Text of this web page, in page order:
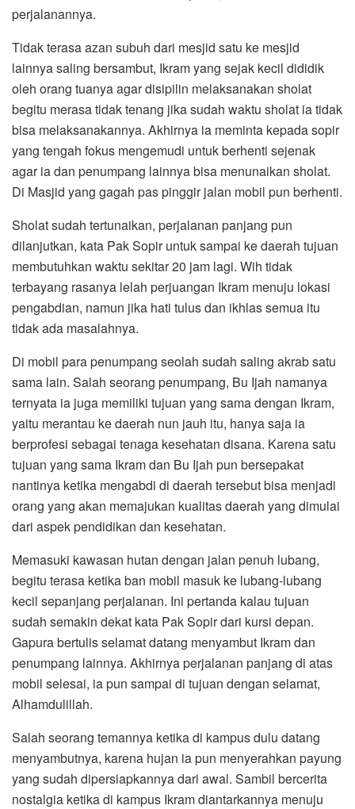
perjalanannya.
Tidak terasa azan subuh dari mesjid satu ke mesjid
lainnya saling bersambut, Ikram yang sejak kecil dididik
oleh orang tuanya agar disipilin melaksanakan sholat
begitu merasa tidak tenang jika sudah waktu sholat ia tidak
bisa melaksanakannya. Akhirnya ia meminta kepada sopir
yang tengah fokus mengemudi untuk berhenti sejenak
agar ia dan penumpang lainnya bisa menunaikan sholat.
Di Masjid yang gagah pas pinggir jalan mobil pun berhenti.
Sholat sudah tertunaikan, perjalanan panjang pun
dilanjutkan, kata Pak Sopir untuk sampai ke daerah tujuan
membutuhkan waktu sekitar 20 jam lagi. Wih tidak
terbayang rasanya lelah perjuangan Ikram menuju lokasi
pengabdian, namun jika hati tulus dan ikhlas semua itu
tidak ada masalahnya.
Di mobil para penumpang seolah sudah saling akrab satu
sama lain. Salah seorang penumpang, Bu Ijah namanya
ternyata ia juga memiliki tujuan yang sama dengan Ikram,
yaitu merantau ke daerah nun jauh itu, hanya saja ia
berprofesi sebagai tenaga kesehatan disana. Karena satu
tujuan yang sama Ikram dan Bu Ijah pun bersepakat
nantinya ketika mengabdi di daerah tersebut bisa menjadi
orang yang akan memajukan kualitas daerah yang dimulai
dari aspek pendidikan dan kesehatan.
Memasuki kawasan hutan dengan jalan penuh lubang,
begitu terasa ketika ban mobil masuk ke lubang-lubang
kecil sepanjang perjalanan. Ini pertanda kalau tujuan
sudah semakin dekat kata Pak Sopir dari kursi depan.
Gapura bertulis selamat datang menyambut Ikram dan
penumpang lainnya. Akhirnya perjalanan panjang di atas
mobil selesai, ia pun sampai di tujuan dengan selamat,
Alhamdulillah.
Salah seorang temannya ketika di kampus dulu datang
menyambutnya, karena hujan ia pun menyerahkan payung
yang sudah dipersiapkannya dari awal. Sambil bercerita
nostalgia ketika di kampus Ikram diantarkannya menuju